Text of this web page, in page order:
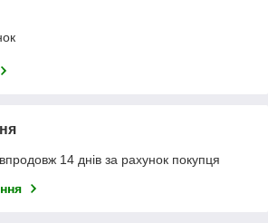
14 днів за рахунок покупця